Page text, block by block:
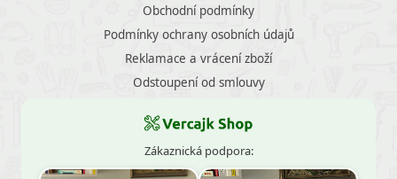
Obchodní podmínky
Podmínky ochrany osobních údajů
Reklamace a vrácení zboží
Odstoupení od smlouvy
Zákaznická podpora: